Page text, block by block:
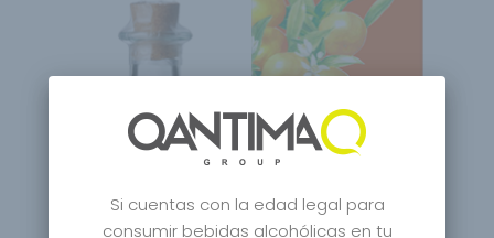
Si cuentas con la edad legal para
consumir bebidas alcohólicas en tu